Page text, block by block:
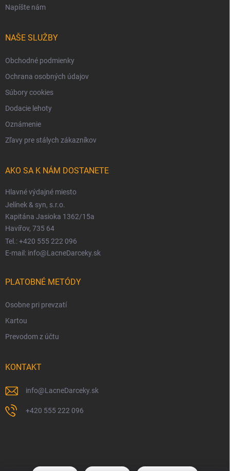
Napíšte nám
NAŠE SLUŽBY
Obchodné podmienky
Ochrana osobných údajov
Súbory cookies
Dodacie lehoty
Oznámenie
Zľavy pre stálych zákazníkov
AKO SA K NÁM DOSTANETE
Hlavné výdajné miesto
Jelínek & syn, s.r.o.
Kapitána Jasioka 1362/15a
Havířov, 735 64
Tel.: +420 555 222 096
E-mail: info@LacneDarceky.sk
PLATOBNÉ METÓDY
Osobne pri prevzatí
Kartou
Prevodom z účtu
KONTAKT
info@LacneDarceky.sk
+420 555 222 096